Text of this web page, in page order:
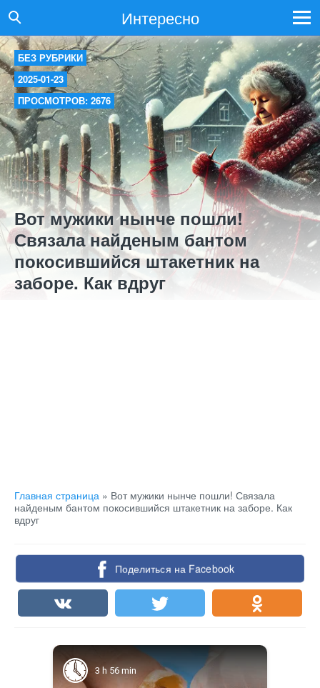
Интересно
БЕЗ РУБРИКИ
2025-01-23
ПРОСМОТРОВ: 2676
Вот мужики нынче пошли!
Связала найденым бантом
покосившийся штакетник на
заборе. Как вдруг
Главная страница » Вот мужики нынче пошли! Связала
найденым бантом покосившийся штакетник на заборе. Как
вдруг
Поделиться на Facebook
3 h 56 min